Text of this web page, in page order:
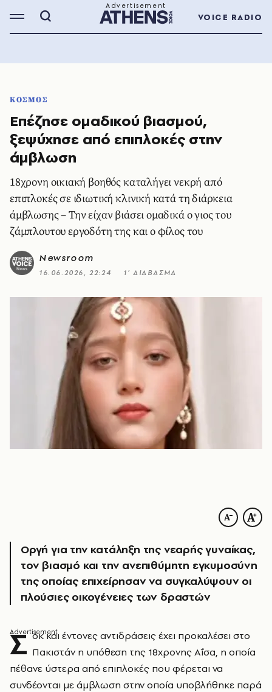
VOICE RADIO
ΚΟΣΜΟΣ
Επέζησε ομαδικού βιασμού,
ξεψύχησε από επιπλοκές στην
άμβλωση
18χρονη οικιακή βοηθός καταλήγει νεκρή από
επιπλοκές σε ιδιωτική κλινική κατά τη διάρκεια
άμβλωσης – Την είχαν βιάσει ομαδικά ο γιος του
ζάμπλουτου εργοδότη της και ο φίλος του
Newsroom
16.06.2026, 22:24 1’ ΔΙΑΒΑΣΜΑ
Οργή για την κατάληξη της νεαρής γυναίκας,
τον βιασμό και την ανεπιθύμητη εγκυμοσύνη
της οποίας επιχείρησαν να συγκαλύψουν οι
πλούσιες οικογένειες των δραστών
Σ οκ και έντονες αντιδράσεις έχει προκαλέσει στο
Πακιστάν η υπόθεση της 18χρονης Αΐσα, η οποία
πέθανε ύστερα από επιπλοκές που φέρεται να
συνδέονται με άμβλωση στην οποία υποβλήθηκε παρά